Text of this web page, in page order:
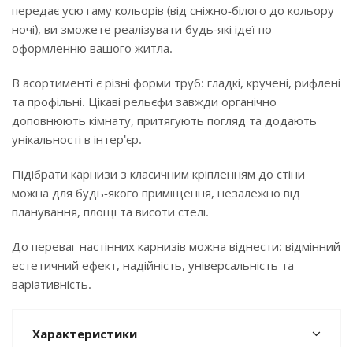
передає усю гаму кольорів (від сніжно-білого до кольору
ночі), ви зможете реалізувати будь-які ідеї по
оформленню вашого житла.
В асортименті є різні форми труб: гладкі, кручені, рифлені
та профільні. Цікаві рельєфи завжди органічно
доповнюють кімнату, притягують погляд та додають
унікальності в інтер'єр.
Підібрати карнизи з класичним кріпленням до стіни
можна для будь-якого приміщення, незалежно від
планування, площі та висоти стелі.
До переваг настінних карнизів можна віднести: відмінний
естетичний ефект, надійність, універсальність та
варіативність.
Характеристики